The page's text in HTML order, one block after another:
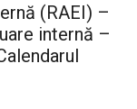
(RAEI) –
internă –